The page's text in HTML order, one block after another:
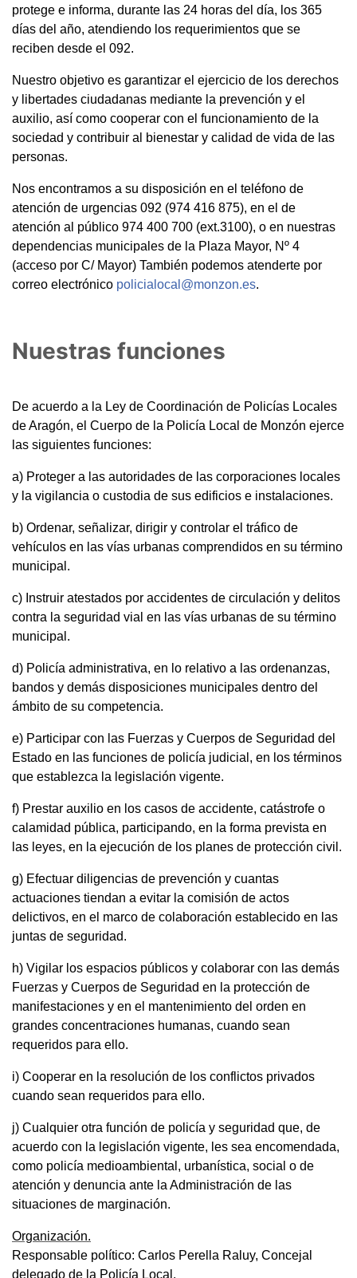
protege e informa, durante las 24 horas del día, los 365
días del año, atendiendo los requerimientos que se
reciben desde el 092.
Nuestro objetivo es garantizar el ejercicio de los derechos
y libertades ciudadanas mediante la prevención y el
auxilio, así como cooperar con el funcionamiento de la
sociedad y contribuir al bienestar y calidad de vida de las
personas.
Nos encontramos a su disposición en el teléfono de
atención de urgencias 092 (974 416 875), en el de
atención al público 974 400 700 (ext.3100), o en nuestras
dependencias municipales de la Plaza Mayor, Nº 4
(acceso por C/ Mayor) También podemos atenderte por
correo electrónico policialocal@monzon.es.
Nuestras funciones
De acuerdo a la Ley de Coordinación de Policías Locales
de Aragón, el Cuerpo de la Policía Local de Monzón ejerce
las siguientes funciones:
a) Proteger a las autoridades de las corporaciones locales
y la vigilancia o custodia de sus edificios e instalaciones.
b) Ordenar, señalizar, dirigir y controlar el tráfico de
vehículos en las vías urbanas comprendidos en su término
municipal.
c) Instruir atestados por accidentes de circulación y delitos
contra la seguridad vial en las vías urbanas de su término
municipal.
d) Policía administrativa, en lo relativo a las ordenanzas,
bandos y demás disposiciones municipales dentro del
ámbito de su competencia.
e) Participar con las Fuerzas y Cuerpos de Seguridad del
Estado en las funciones de policía judicial, en los términos
que establezca la legislación vigente.
f) Prestar auxilio en los casos de accidente, catástrofe o
calamidad pública, participando, en la forma prevista en
las leyes, en la ejecución de los planes de protección civil.
g) Efectuar diligencias de prevención y cuantas
actuaciones tiendan a evitar la comisión de actos
delictivos, en el marco de colaboración establecido en las
juntas de seguridad.
h) Vigilar los espacios públicos y colaborar con las demás
Fuerzas y Cuerpos de Seguridad en la protección de
manifestaciones y en el mantenimiento del orden en
grandes concentraciones humanas, cuando sean
requeridos para ello.
i) Cooperar en la resolución de los conflictos privados
cuando sean requeridos para ello.
j) Cualquier otra función de policía y seguridad que, de
acuerdo con la legislación vigente, les sea encomendada,
como policía medioambiental, urbanística, social o de
atención y denuncia ante la Administración de las
situaciones de marginación.
Organización.
Responsable político: Carlos Perella Raluy, Concejal
delegado de la Policía Local.